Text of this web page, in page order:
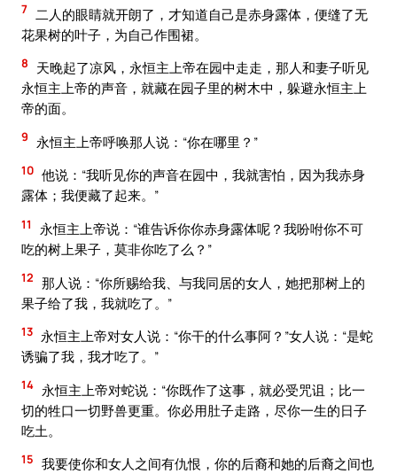
7
二人的眼睛就开朗了，才知道自己是赤身露体，便缝了无
花果树的叶子，为自己作围裙。
8
天晚起了凉风，永恒主上帝在园中走走，那人和妻子听见
永恒主上帝的声音，就藏在园子里的树木中，躲避永恒主上
帝的面。
9 永恒主上帝呼唤那人说：“你在哪里？”
10 他说：“我听见你的声音在园中，我就害怕，因为我赤身
露体；我便藏了起来。”
11
永恒主上帝说：“谁告诉你你赤身露体呢？我吩咐你不可
吃的树上果子，莫非你吃了么？”
12 那人说：“你所赐给我、与我同居的女人，她把那树上的
果子给了我，我就吃了。”
13 永恒主上帝对女人说：“你干的什么事阿？”女人说：“是蛇
诱骗了我，我才吃了。”
14 永恒主上帝对蛇说：“你既作了这事，就必受咒诅；比一
切的牲口一切野兽更重。你必用肚子走路，尽你一生的日子
吃土。
15 我要使你和女人之间有仇恨，你的后裔和她的后裔之间也